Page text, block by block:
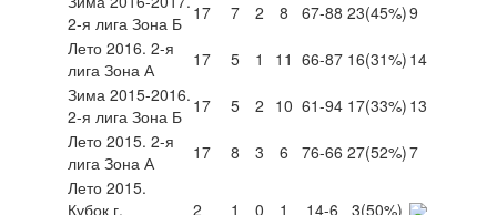
2-я лига Зона Б 17 7 2 8 67-88 23(45%)9
Лето 2016. 2-я
лига Зона А
17 5 1 11 66-87 16(31%) 14
Зима 2015-2016.
2-я лига Зона Б 17 5 2 10 61-94 17(33%) 13
Лето 2015. 2-я
лига Зона А
17 8 3 6 76-66 27(52%)7
Лето 2015.
Кубок г.
2 1 0 1 14-6 3(50%)